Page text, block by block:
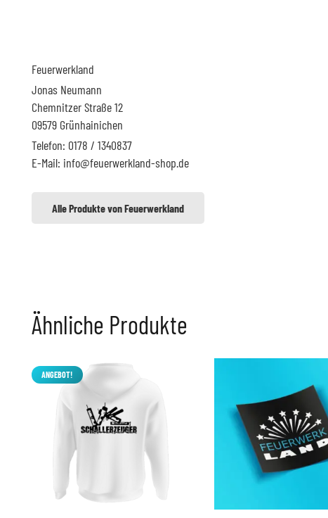
Feuerwerkland
Jonas Neumann
Chemnitzer Straße 12
09579 Grünhainichen
Telefon: 0178 / 1340837
E-Mail: info@feuerwerkland-shop.de
Alle Produkte von Feuerwerkland
Ähnliche Produkte
ANGEBOT!